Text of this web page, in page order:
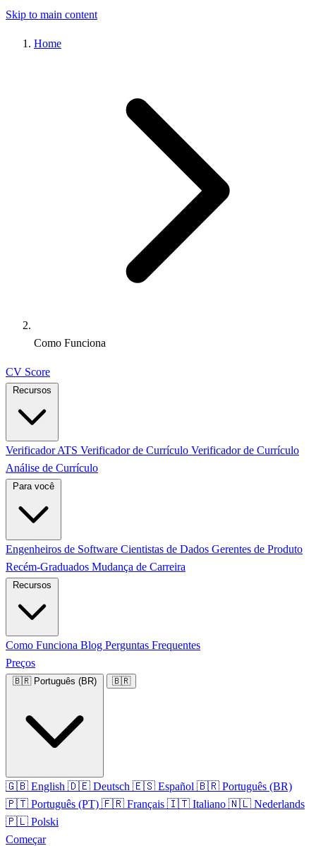
Skip to main content
Home
Como Funciona
CV Score
Verificador ATS Verificador de Currículo Verificador de Currículo
Análise de Currículo
Engenheiros de Software Cientistas de Dados Gerentes de Produto
Recém-Graduados Mudança de Carreira
Como Funciona Blog Perguntas Frequentes
Preços
🇧🇷 Português (BR) 🇧🇷
🇬🇧 English 🇩🇪 Deutsch 🇪🇸 Español 🇧🇷 Português (BR)
🇵🇹 Português (PT) 🇫🇷 Français 🇮🇹 Italiano 🇳🇱 Nederlands
🇵🇱 Polski
Começar